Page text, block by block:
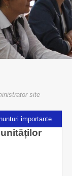
site
importante